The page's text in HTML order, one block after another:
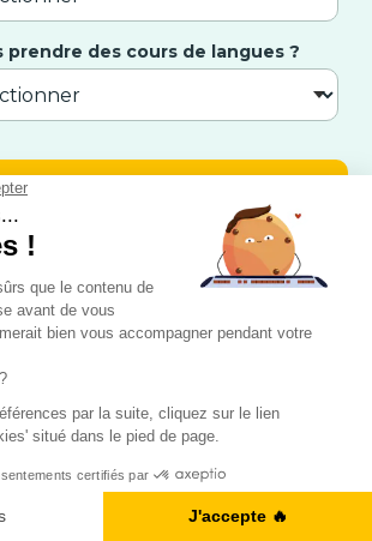
prendre des cours de langues ?
93400 Saint-Ouen
88 32 79 92